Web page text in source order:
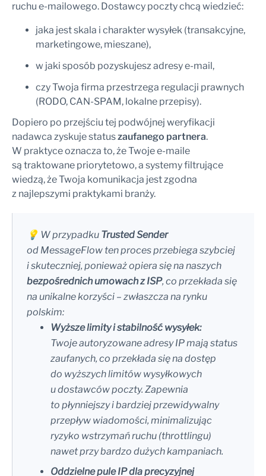
ruchu e-mailowego. Dostawcy poczty chcą wiedzieć:
jaka jest skala i charakter wysyłek (transakcyjne,
marketingowe, mieszane),
w jaki sposób pozyskujesz adresy e-mail,
czy Twoja firma przestrzega regulacji prawnych
(RODO, CAN-SPAM, lokalne przepisy).
Dopiero po przejściu tej podwójnej weryfikacji
nadawca zyskuje statuszaufanego partnera.
W praktyce oznacza to, że Twoje e-maile
są traktowane priorytetowo, a systemy filtrujące
wiedzą, że Twoja komunikacja jest zgodna
z najlepszymi praktykami branży.
💡 W przypadku Trusted Sender
od MessageFlow ten proces przebiega szybciej
i skuteczniej, ponieważ opiera się na naszych
bezpośrednich umowach z ISP, co przekłada się
na unikalne korzyści – zwłaszcza na rynku
polskim:
Wyższe limity i stabilność wysyłek:
Twoje autoryzowane adresy IP mają status
zaufanych, co przekłada się na dostęp
do wyższych limitów wysyłkowych
u dostawców poczty. Zapewnia
to płynniejszy i bardziej przewidywalny
przepływ wiadomości, minimalizując
ryzyko wstrzymań ruchu (throttlingu)
nawet przy bardzo dużych kampaniach.
Oddzielne pule IP dla precyzyjnej